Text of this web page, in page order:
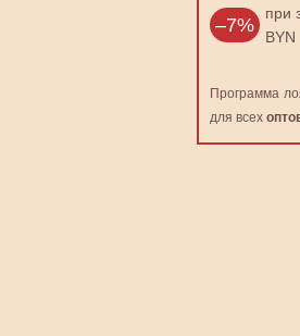
–7%
при
BYN
Программа
для всех